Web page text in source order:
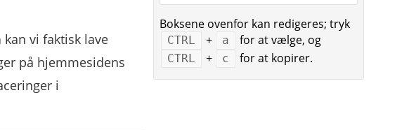
vi faktisk lave
på hjemmesidens
i
Boksene ovenfor kan redigeres; tryk
CTRL + a for at vælge, og
CTRL + c for at kopirer.